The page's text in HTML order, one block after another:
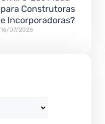
para Construtoras
e Incorporadoras?
16/07/2026